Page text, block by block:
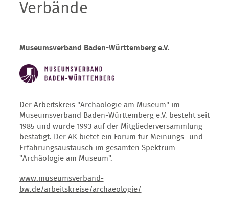
Verbände
Museumsverband Baden-Württemberg e.V.
Der Arbeitskreis "Archäologie am Museum" im
Museumsverband Baden-Württemberg e.V. besteht seit
1985 und wurde 1993 auf der Mitgliederversammlung
bestätigt. Der AK bietet ein Forum für Meinungs- und
Erfahrungsaustausch im gesamten Spektrum
"Archäologie am Museum".
www.museumsverband-
bw.de/arbeitskreise/archaeologie/